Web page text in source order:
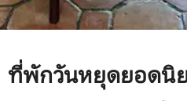
ที่พักวันหยุดยอดนิย